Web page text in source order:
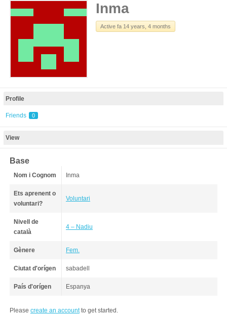
Inma
Active fa 14 years, 4 months
Profile
Friends 0
View
Base
Nom i Cognom Inma
Ets aprenent o
voluntari?
Voluntari
Nivell de
català
4 – Nadiu
Gènere Fem.
Ciutat d'orígen sabadell
País d'orígen Espanya
Please create an accountto get started.